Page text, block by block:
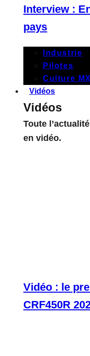
Interview :
pays
Industrie
Pilotes
Culture MX
Vidéos
Vidéos
Toute
en vidéo.
Vidéo : le
CRF450R